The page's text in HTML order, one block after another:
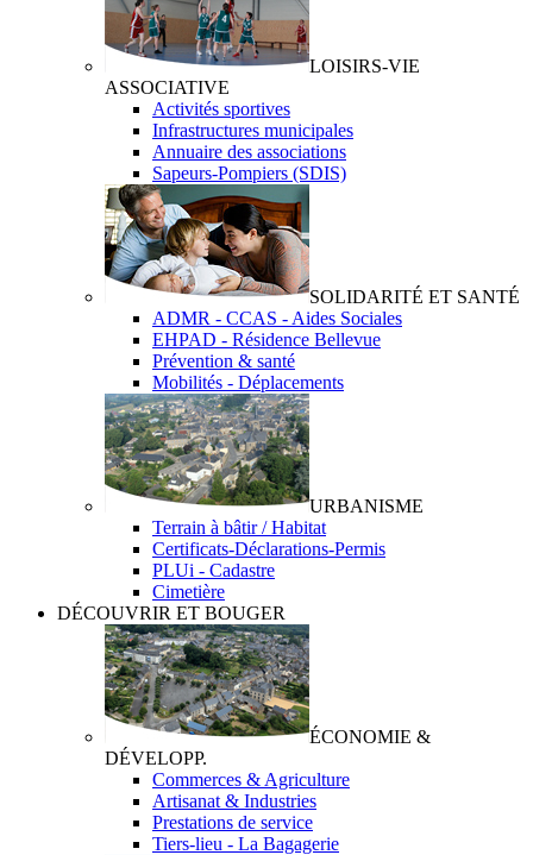
LOISIRS-VIE
ASSOCIATIVE
Activités sportives
Infrastructures municipales
Annuaire des associations
Sapeurs-Pompiers (SDIS)
SOLIDARITÉ ET SANTÉ
ADMR - CCAS - Aides Sociales
EHPAD - Résidence Bellevue
Prévention & santé
Mobilités - Déplacements
URBANISME
Terrain à bâtir / Habitat
Certificats-Déclarations-Permis
PLUi - Cadastre
Cimetière
DÉCOUVRIR ET BOUGER
ÉCONOMIE &
DÉVELOPP.
Commerces & Agriculture
Artisanat & Industries
Prestations de service
Tiers-lieu - La Bagagerie